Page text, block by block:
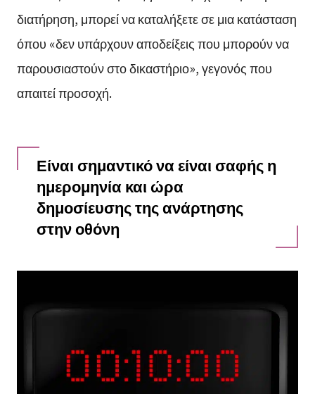
διατήρηση, μπορεί να καταλήξετε σε μια κατάσταση
όπου «δεν υπάρχουν αποδείξεις που μπορούν να
παρουσιαστούν στο δικαστήριο», γεγονός που
απαιτεί προσοχή.
Είναι σημαντικό να είναι σαφής η
ημερομηνία και ώρα
δημοσίευσης της ανάρτησης
στην οθόνη